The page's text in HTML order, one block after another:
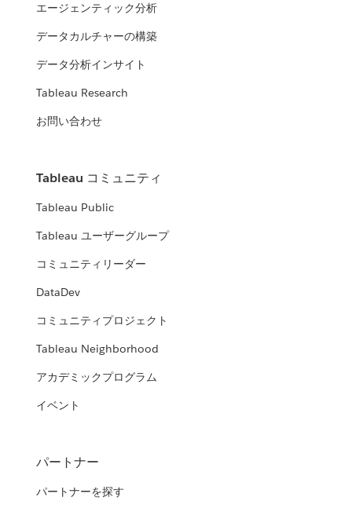
エージェンティック分析
データカルチャーの構築
データ分析インサイト
Tableau Research
お問い合わせ
Tableau コミュニティ
Tableau Public
Tableau ユーザーグループ
コミュニティリーダー
DataDev
コミュニティプロジェクト
Tableau Neighborhood
アカデミックプログラム
イベント
パートナー
パートナーを探す